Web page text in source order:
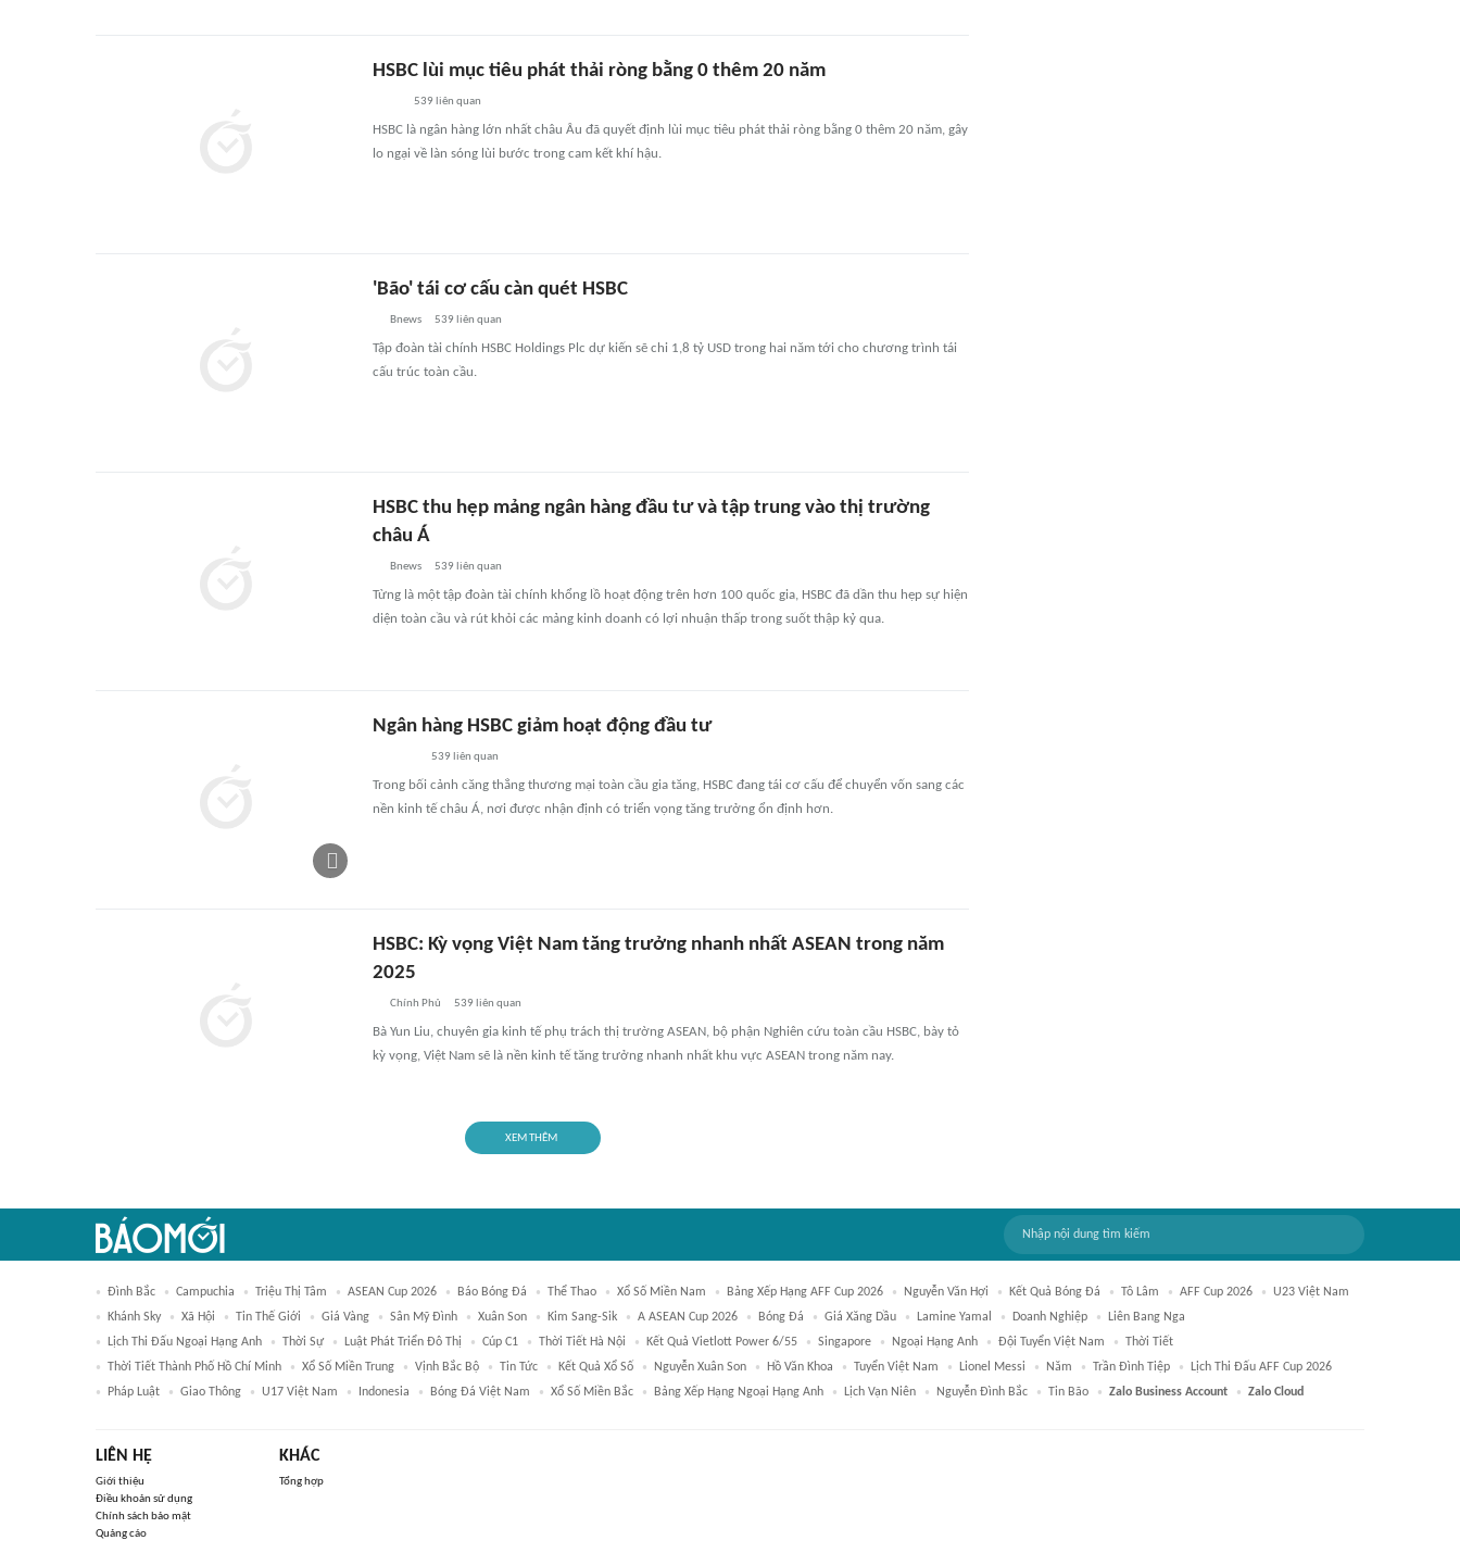
HSBC lùi mục tiêu phát thải ròng bằng 0 thêm 20 năm
539 liên quan
HSBC là ngân hàng lớn nhất châu Âu đã quyết định lùi mục tiêu phát thải ròng bằng 0 thêm 20 năm, gây
lo ngại về làn sóng lùi bước trong cam kết khí hậu.
'Bão' tái cơ cấu càn quét HSBC
Bnews 539 liên quan
Tập đoàn tài chính HSBC Holdings Plc dự kiến sẽ chi 1,8 tỷ USD trong hai năm tới cho chương trình tái
cấu trúc toàn cầu.
HSBC thu hẹp mảng ngân hàng đầu tư và tập trung vào thị trường
châu Á
Bnews 539 liên quan
Từng là một tập đoàn tài chính khổng lồ hoạt động trên hơn 100 quốc gia, HSBC đã dần thu hẹp sự hiện
diện toàn cầu và rút khỏi các mảng kinh doanh có lợi nhuận thấp trong suốt thập kỷ qua.
Ngân hàng HSBC giảm hoạt động đầu tư
539 liên quan
Trong bối cảnh căng thẳng thương mại toàn cầu gia tăng, HSBC đang tái cơ cấu để chuyển vốn sang các
nền kinh tế châu Á, nơi được nhận định có triển vọng tăng trưởng ổn định hơn.
HSBC: Kỳ vọng Việt Nam tăng trưởng nhanh nhất ASEAN trong năm
2025
Chính Phủ 539 liên quan
Bà Yun Liu, chuyên gia kinh tế phụ trách thị trường ASEAN, bộ phận Nghiên cứu toàn cầu HSBC, bày tỏ
kỳ vọng, Việt Nam sẽ là nền kinh tế tăng trưởng nhanh nhất khu vực ASEAN trong năm nay.
XEM THÊM
Đình Bắc Campuchia Triệu Thị Tâm ASEAN Cup 2026 Báo Bóng Đá Thể Thao Xổ Số Miền Nam Bảng Xếp Hạng AFF Cup 2026 Nguyễn Văn Hợi Kết Quả Bóng Đá Tô Lâm AFF Cup 2026
U23 Việt Nam
Khánh Sky
Xã Hội Tin Thế Giới Giá Vàng Sân Mỹ Đình Xuân Son Kim Sang-Sik A ASEAN Cup 2026 Bóng Đá Giá Xăng Dầu Lamine Yamal Doanh Nghiệp
Liên Bang Nga
Lịch Thi Đấu Ngoại Hạng Anh
Thời Sự Luật Phát Triển Đô Thị Cúp C1 Thời Tiết Hà Nội Kết Quả Vietlott Power 6/55 Singapore Ngoại Hạng Anh Đội Tuyển Việt Nam
Thời Tiết
Thời Tiết Thành Phố Hồ Chí Minh
Xổ Số Miền Trung Vịnh Bắc Bộ Tin Tức Kết Quả Xổ Số Nguyễn Xuân Son Hồ Văn Khoa Tuyển Việt Nam Lionel Messi Năm Trần Đình Tiệp
Lịch Thi Đấu AFF Cup 2026
Pháp Luật
Giao Thông U17 Việt Nam Indonesia Bóng Đá Việt Nam Xổ Số Miền Bắc Bảng Xếp Hạng Ngoại Hạng Anh Lịch Vạn Niên Nguyễn Đình Bắc Tin Bão Zalo Business Account Zalo Cloud
LIÊN HỆ
Giới thiệu
Điều khoản sử dụng
Chính sách bảo mật
Quảng cáo
KHÁC
Tổng hợp